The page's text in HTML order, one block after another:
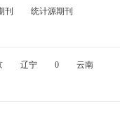
刊
统计源期刊
辽宁 0
云南